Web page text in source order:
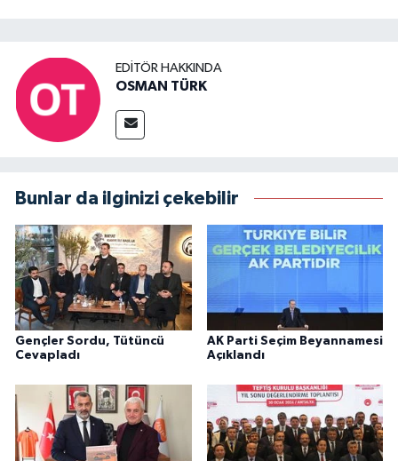
EDITÖR HAKKINDA
OSMAN TÜRK
Bunlar da ilginizi çekebilir
Gençler Sordu, Tütüncü
Cevapladı
AK Parti Seçim Beyannamesi
Açıklandı